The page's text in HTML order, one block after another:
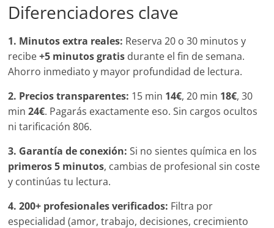
Diferenciadores clave
1. Minutos extra reales: Reserva 20 o 30 minutos y
recibe+5 minutos gratis durante el fin de semana.
Ahorro inmediato y mayor profundidad de lectura.
2. Precios transparentes: 15 min 14€, 20 min 18€, 30
min24€. Pagarás exactamente eso. Sin cargos ocultos
ni tarificación 806.
3. Garantía de conexión: Si no sientes química en los
primeros 5 minutos, cambias de profesional sin coste
y continúas tu lectura.
4. 200+ profesionales verificados: Filtra por
especialidad (amor, trabajo, decisiones, crecimiento